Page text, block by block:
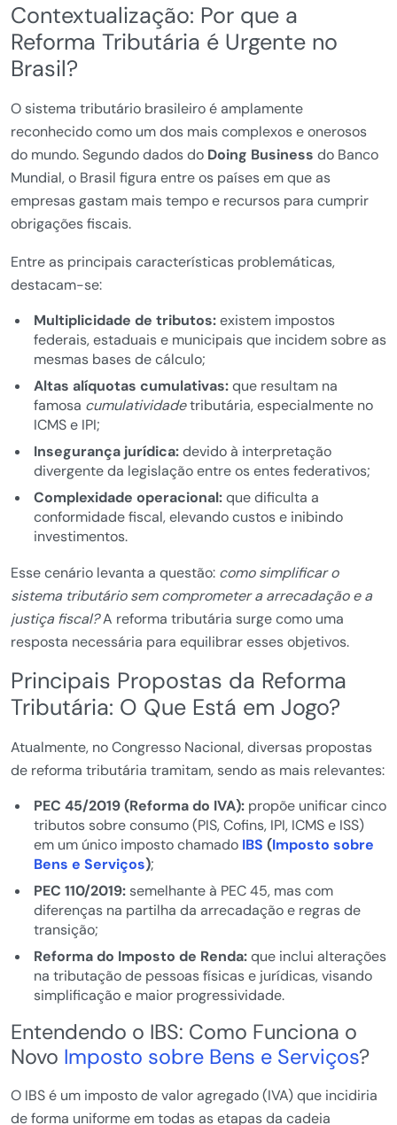
Contextualização: Por que a
Reforma Tributária é Urgente no
Brasil?
O sistema tributário brasileiro é amplamente
reconhecido como um dos mais complexos e onerosos
do mundo. Segundo dados do Doing Business do Banco
Mundial, o Brasil figura entre os países em que as
empresas gastam mais tempo e recursos para cumprir
obrigações fiscais.
Entre as principais características problemáticas,
destacam-se:
Multiplicidade de tributos:existem impostos
federais, estaduais e municipais que incidem sobre as
mesmas bases de cálculo;
Altas alíquotas cumulativas:que resultam na
famosa cumulatividadetributária, especialmente no
ICMS e IPI;
Insegurança jurídica:devido à interpretação
divergente da legislação entre os entes federativos;
Complexidade operacional:que dificulta a
conformidade fiscal, elevando custos e inibindo
investimentos.
Esse cenário levanta a questão: como simplificar o
sistema tributário sem comprometer a arrecadação e a
justiça fiscal?A reforma tributária surge como uma
resposta necessária para equilibrar esses objetivos.
Principais Propostas da Reforma
Tributária: O Que Está em Jogo?
Atualmente, no Congresso Nacional, diversas propostas
de reforma tributária tramitam, sendo as mais relevantes:
PEC 45/2019 (Reforma do IVA):propõe unificar cinco
tributos sobre consumo (PIS, Cofins, IPI, ICMS e ISS)
em um único imposto chamado IBS (Imposto sobre
Bens e Serviços);
PEC 110/2019:semelhante à PEC 45, mas com
diferenças na partilha da arrecadação e regras de
transição;
Reforma do Imposto de Renda:que inclui alterações
na tributação de pessoas físicas e jurídicas, visando
simplificação e maior progressividade.
Entendendo o IBS: Como Funciona o
Novo Imposto sobre Bens e Serviços?
O IBS é um imposto de valor agregado (IVA) que incidiria
de forma uniforme em todas as etapas da cadeia